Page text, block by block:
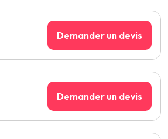
Demander un devis
Demander un devis